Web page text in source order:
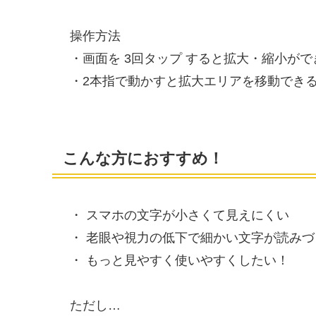
操作方法
・画面を 3回タップ すると拡大・縮小がで
・2本指で動かすと拡大エリアを移動できる
こんな方におすすめ！
・ スマホの文字が小さくて見えにくい
・ 老眼や視力の低下で細かい文字が読み
・ もっと見やすく使いやすくしたい！
ただし…